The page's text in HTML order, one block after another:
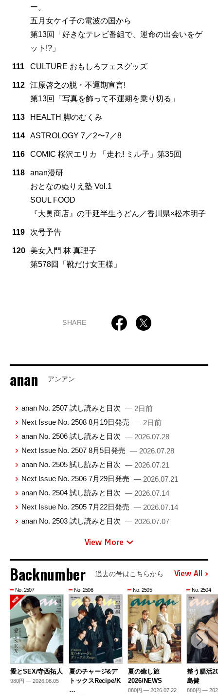
ー。
五月女ケイ子の電波の国から
第13回「好きなテレビ番組で、運命の出会いをゲ
ット!?」
111 CULTURE おもしろフェスグッズ
112
江原啓之の脱・不運期宣言!
第13回「写真を飾って不運期を乗り切る」
113 HEALTH 脚のむくみ
114 ASTROLOGY 7／2〜7／8
116 COMIC 桜沢エリカ 「走れ! ミル子」第35回
118
anan漫研
おとなのぬりえ塾 Vol.1
SOUL FOOD
『大奥商店』の手延半生うどん／香川県×松本明子
119 次号予告
120
美女入門 林 真理子
第578回「靴だけ女王様」
SHARE
anan アンアン
anan No. 2507 試し読みと目次 — 2日前
Next Issue No. 2508 8月19日発売 — 2日前
anan No. 2506 試し読みと目次 — 2026.07.28
Next Issue No. 2507 8月5日発売 — 2026.07.28
anan No. 2505 試し読みと目次 — 2026.07.21
Next Issue No. 2506 7月29日発売 — 2026.07.21
anan No. 2504 試し読みと目次 — 2026.07.14
Next Issue No. 2505 7月22日発売 — 2026.07.14
anan No. 2503 試し読みと目次 — 2026.07.07
View More
Backnumber 過去の号はこちらから View All
No. 2507
愛とSEX/寺西拓人
980円 — 2026.08.05
No. 2506
夏のチャージ&デ
トックスRecipe/K
…
No. 2505
夏の癒し旅
2026/NEWS
880円 — 2026.07.22
No. 2504
整う腸活
島健
880円 —